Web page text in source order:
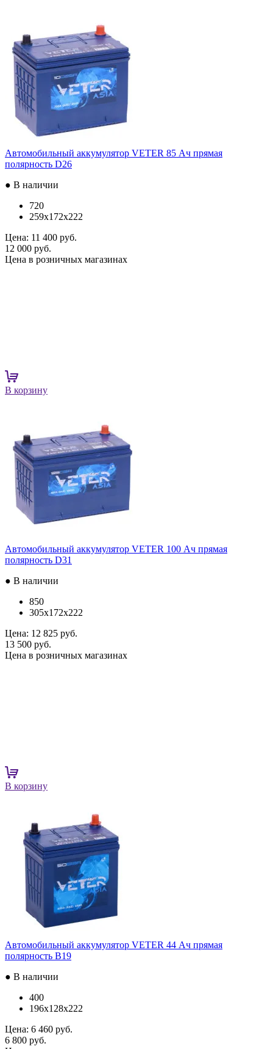
Автомобильный аккумулятор VETER 85 Ач прямая
полярность D26
● В наличии
720
259x172x222
Цена: 11 400 руб.
12 000 руб.
Цена в розничных магазинах
В корзину
Автомобильный аккумулятор VETER 100 Ач прямая
полярность D31
● В наличии
850
305x172x222
Цена: 12 825 руб.
13 500 руб.
Цена в розничных магазинах
В корзину
Автомобильный аккумулятор VETER 44 Ач прямая
полярность B19
● В наличии
400
196x128x222
Цена: 6 460 руб.
6 800 руб.